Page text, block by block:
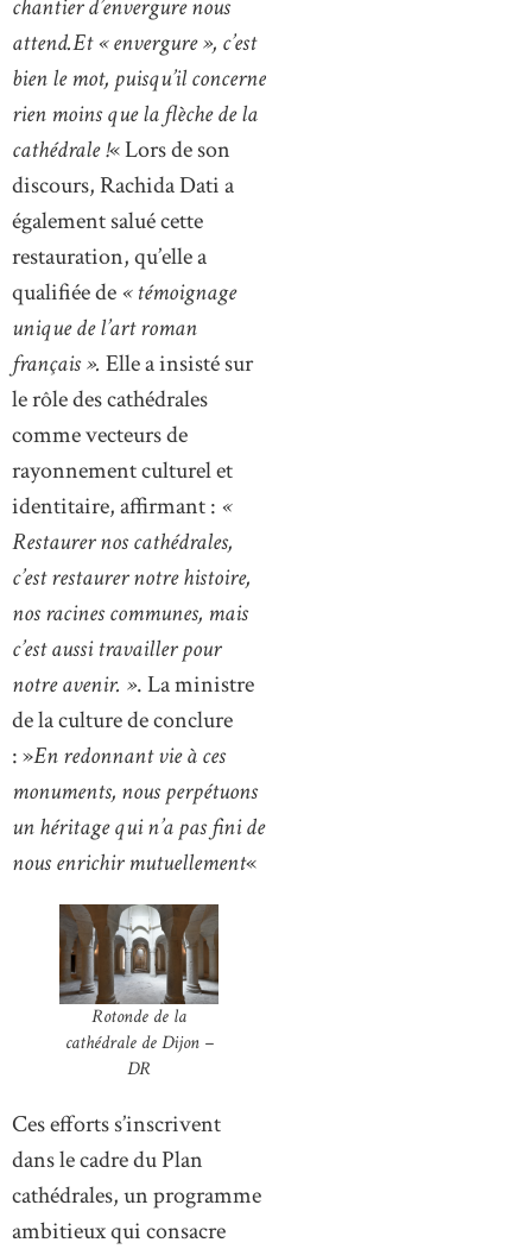
chantier d’envergure nous
attend.Et « envergure », c’est
bien le mot, puisqu’il concerne
rien moins que la flèche de la
cathédrale !« Lors de son
discours, Rachida Dati a
également salué cette
restauration, qu’elle a
qualifiée de« témoignage
unique de l’art roman
français ». Elle a insisté sur
le rôle des cathédrales
comme vecteurs de
rayonnement culturel et
identitaire, affirmant : «
Restaurer nos cathédrales,
c’est restaurer notre histoire,
nos racines communes, mais
c’est aussi travailler pour
notre avenir. ». La ministre
de la culture de conclure
: »En redonnant vie à ces
monuments, nous perpétuons
un héritage qui n’a pas fini de
nous enrichir mutuellement«
Rotonde de la
cathédrale de Dijon –
DR
Ces efforts s’inscrivent
dans le cadre du Plan
cathédrales, un programme
ambitieux qui consacre